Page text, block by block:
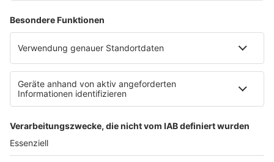
Datenschutzeinstellungen
Datenverarbeitung bei Gewinnspielen
Teilnahmebedingungen
Gewinnspielregeln Social Media
KI-Leitlinie
KI-Leitlinie